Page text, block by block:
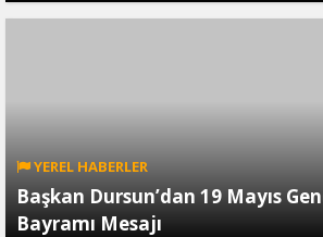
YEREL HABERLER
Başkan Dursun’dan 19 Mayıs
Bayramı Mesajı